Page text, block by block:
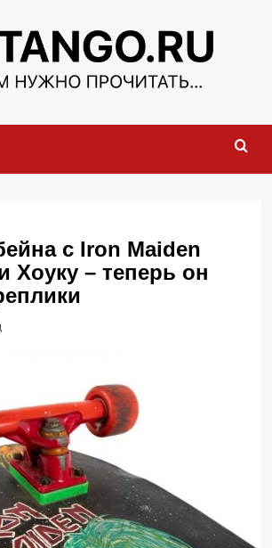
с Iron Maiden
Хоуку – теперь он